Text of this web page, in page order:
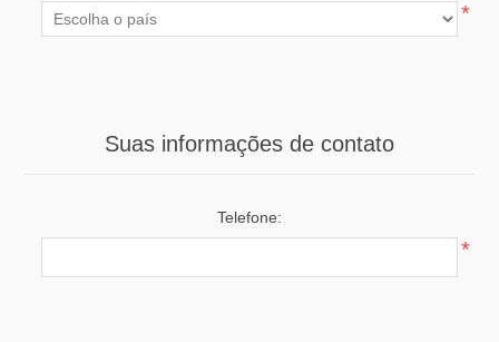
*
Suas informações de contato
Telefone:
*